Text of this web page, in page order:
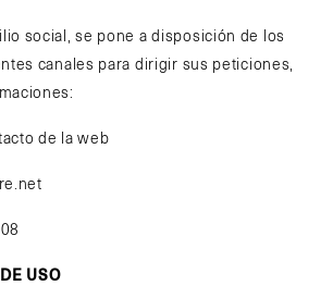
social, se pone a disposición de los
canales para dirigir sus peticiones,
de la web
USO